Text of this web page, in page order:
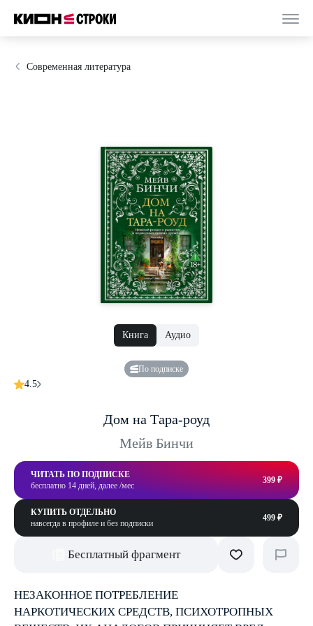
Современная литература
Книга Аудио
По подписке
4.5
Дом на Тара-роуд
Мейв Бинчи
ЧИТАТЬ ПО ПОДПИСКЕ
бесплатно 14 дней, далее /мес
399 ₽
КУПИТЬ ОТДЕЛЬНО
навсегда в профиле и без подписки
499 ₽
Бесплатный фрагмент
НЕЗАКОННОЕ ПОТРЕБЛЕНИЕ
НАРКОТИЧЕСКИХ СРЕДСТВ, ПСИХОТРОПНЫХ